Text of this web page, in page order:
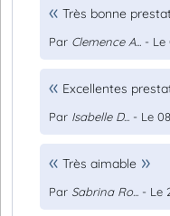
Très bonne
Par Clemence A... - Le
Excellentes
Par Isabelle D... - Le
Très aimable
Par Sabrina Ro... - Le